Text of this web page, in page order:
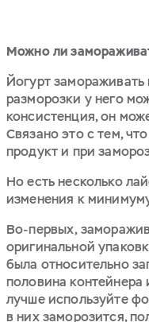
Можно ли
Йогурт
разморозки у него
консистенция, он
Связано это с тем,
продукт и при
Но есть несколько
изменения к
Во-первых,
оригинальной
была относительно
половина контейнера
лучше используйте
в них заморозится,